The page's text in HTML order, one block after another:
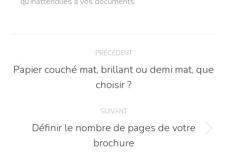
article
PRÉCÉDENT
Article
précédent
Papier couché mat, brillant ou demi mat, que
choisir ?
SUIVANT
Article
suivant
Définir le nombre de pages de votre
brochure